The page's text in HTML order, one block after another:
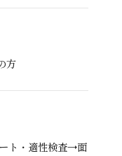
方
ト・適性検査→面